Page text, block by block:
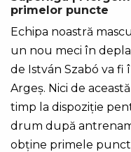
primelor puncte
Echipa noastră
un nou meci în
de István Szabó va fi
Argeș. Nici de
timp la dispoziție
drum după
obține primele